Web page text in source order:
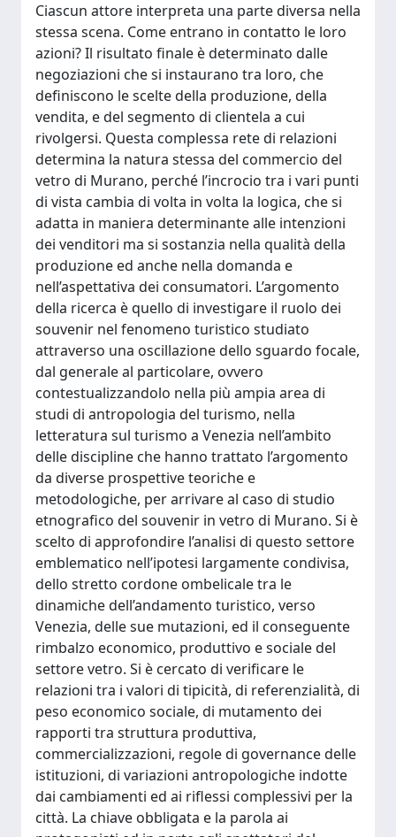
Ciascun attore interpreta una parte diversa nella
stessa scena. Come entrano in contatto le loro
azioni? Il risultato finale è determinato dalle
negoziazioni che si instaurano tra loro, che
definiscono le scelte della produzione, della
vendita, e del segmento di clientela a cui
rivolgersi. Questa complessa rete di relazioni
determina la natura stessa del commercio del
vetro di Murano, perché l’incrocio tra i vari punti
di vista cambia di volta in volta la logica, che si
adatta in maniera determinante alle intenzioni
dei venditori ma si sostanzia nella qualità della
produzione ed anche nella domanda e
nell’aspettativa dei consumatori. L’argomento
della ricerca è quello di investigare il ruolo dei
souvenir nel fenomeno turistico studiato
attraverso una oscillazione dello sguardo focale,
dal generale al particolare, ovvero
contestualizzandolo nella più ampia area di
studi di antropologia del turismo, nella
letteratura sul turismo a Venezia nell’ambito
delle discipline che hanno trattato l’argomento
da diverse prospettive teoriche e
metodologiche, per arrivare al caso di studio
etnografico del souvenir in vetro di Murano. Si è
scelto di approfondire l’analisi di questo settore
emblematico nell’ipotesi largamente condivisa,
dello stretto cordone ombelicale tra le
dinamiche dell’andamento turistico, verso
Venezia, delle sue mutazioni, ed il conseguente
rimbalzo economico, produttivo e sociale del
settore vetro. Si è cercato di verificare le
relazioni tra i valori di tipicità, di referenzialità, di
peso economico sociale, di mutamento dei
rapporti tra struttura produttiva,
commercializzazioni, regole di governance delle
istituzioni, di variazioni antropologiche indotte
dai cambiamenti ed ai riflessi complessivi per la
città. La chiave obbligata e la parola ai